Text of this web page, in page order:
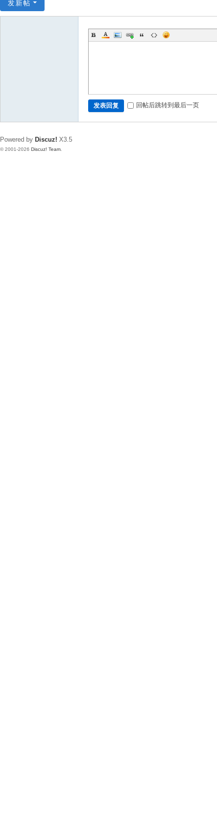
发新帖
发表回复 回帖后跳转到最后一页
Powered by Discuz! X3.5
© 2001-2026 Discuz! Team